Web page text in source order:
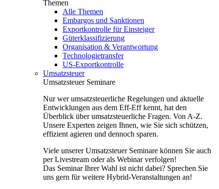
Themen
Alle Themen
Embargos und Sanktionen
Exportkontrolle für Einsteiger
Güterklassifizierung
Organisation & Verantwortung
Technologietransfer
US-Exportkontrolle
Umsatzsteuer
Umsatzsteuer Seminare
Nur wer umsatzsteuerliche Regelungen und aktuelle
Entwicklungen aus dem Eff-Eff kennt, hat den
Überblick über umsatzsteuerliche Fragen. Von A-Z.
Unsere Experten zeigen Ihnen, wie Sie sich schützen,
effizient agieren und dennoch sparen.
Viele unserer Umsatzsteuer Seminare können Sie auch
per Livestream oder als Webinar verfolgen!
Das Seminar Ihrer Wahl ist nicht dabei? Sprechen Sie
uns gern für weitere Hybrid-Veranstaltungen an!